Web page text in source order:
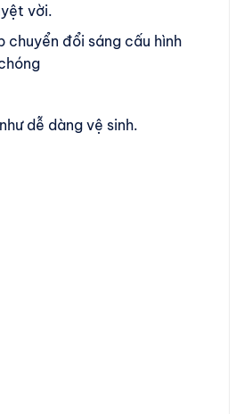
vời.
chuyển đổi sáng cấu hình
dễ dàng vệ sinh.